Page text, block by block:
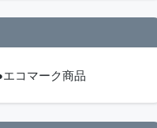
コマーク商品